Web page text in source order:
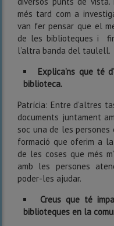
més tard com a
van fer pensar que el
de les biblioteques i
l’altra banda del taulell.
Explica’ns que té
biblioteca.
Patrícia: Entre d’altres
documents juntament
soc una de les
formació que oferim a
de les coses que més
amb les persones
poder-les ajudar.
Creus que té
biblioteques en la